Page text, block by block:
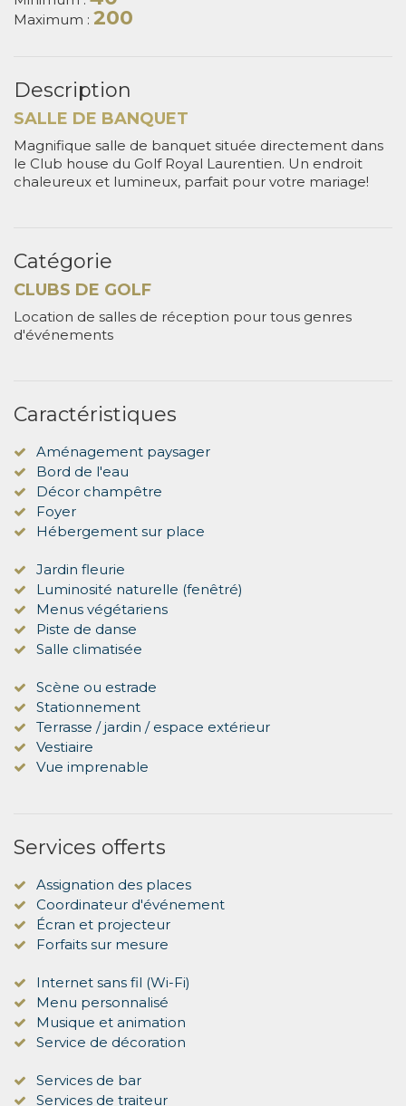
Maximum : 200
Description
SALLE DE BANQUET
Magnifique salle de banquet située directement dans
le Club house du Golf Royal Laurentien. Un endroit
chaleureux et lumineux, parfait pour votre mariage!
Catégorie
CLUBS DE GOLF
Location de salles de réception pour tous genres
d'événements
Caractéristiques
Aménagement paysager
Bord de l'eau
Décor champêtre
Foyer
Hébergement sur place
Jardin fleurie
Luminosité naturelle (fenêtré)
Menus végétariens
Piste de danse
Salle climatisée
Scène ou estrade
Stationnement
Terrasse / jardin / espace extérieur
Vestiaire
Vue imprenable
Services offerts
Assignation des places
Coordinateur d'événement
Écran et projecteur
Forfaits sur mesure
Internet sans fil (Wi-Fi)
Menu personnalisé
Musique et animation
Service de décoration
Services de bar
Services de traiteur